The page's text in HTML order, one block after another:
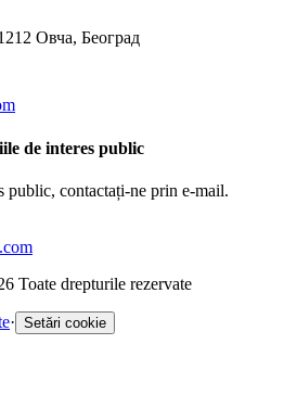
Овча, Београд
de interes public
public, contactați-ne prin e-mail.
Toate drepturile rezervate
· Setări cookie